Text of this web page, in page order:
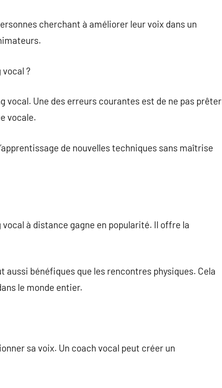
cherchant à améliorer leur voix dans un
?
Une des erreurs courantes est de ne pas prêter
vocale.
de nouvelles techniques sans maîtrise
à distance gagne en popularité. Il offre la
bénéfiques que les rencontres physiques. Cela
le monde entier.
sa voix. Un coach vocal peut créer un